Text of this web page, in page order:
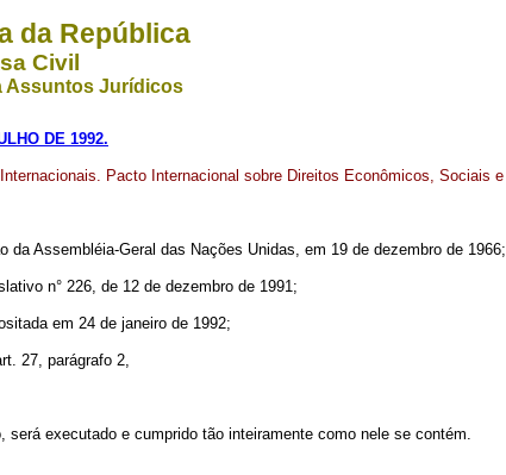
da República
Civil
Assuntos Jurídicos
DE 1992.
Pacto Internacional sobre Direitos Econômicos, Sociais
Assembléia-Geral das Nações Unidas, em 19 de dezembro de 1966;
n° 226, de 12 de dezembro de 1991;
em 24 de janeiro de 1992;
27, parágrafo 2,
executado e cumprido tão inteiramente como nele se contém.